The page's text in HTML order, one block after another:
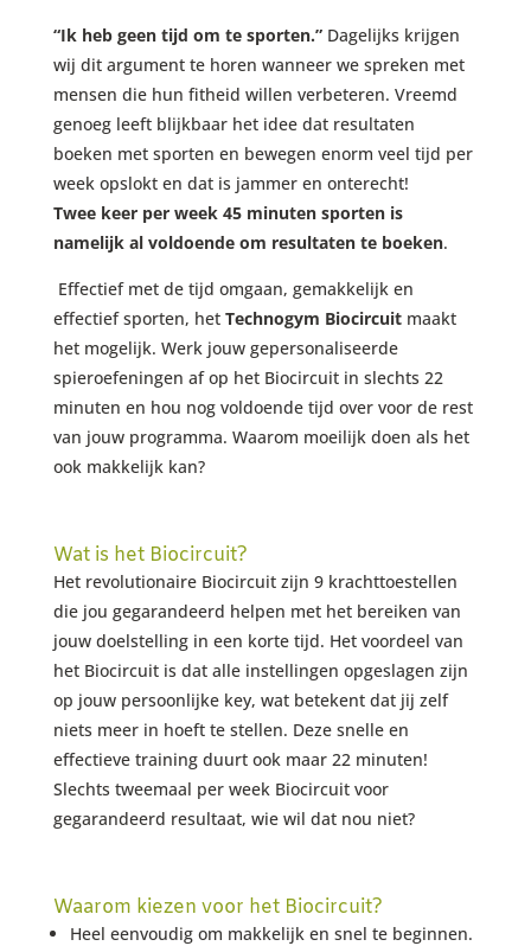
“Ik heb geen tijd om te sporten.” Dagelijks krijgen
wij dit argument te horen wanneer we spreken met
mensen die hun fitheid willen verbeteren. Vreemd
genoeg leeft blijkbaar het idee dat resultaten
boeken met sporten en bewegen enorm veel tijd per
week opslokt en dat is jammer en onterecht!
Twee keer per week 45 minuten sporten is
namelijk al voldoende om resultaten te boeken.
Effectief met de tijd omgaan, gemakkelijk en
effectief sporten, hetTechnogym Biocircuitmaakt
het mogelijk. Werk jouw gepersonaliseerde
spieroefeningen af op het Biocircuit in slechts 22
minuten en hou nog voldoende tijd over voor de rest
van jouw programma. Waarom moeilijk doen als het
ook makkelijk kan?
Wat is het Biocircuit?
Het revolutionaire Biocircuit zijn 9 krachttoestellen
die jou gegarandeerd helpen met het bereiken van
jouw doelstelling in een korte tijd. Het voordeel van
het Biocircuit is dat alle instellingen opgeslagen zijn
op jouw persoonlijke key, wat betekent dat jij zelf
niets meer in hoeft te stellen. Deze snelle en
effectieve training duurt ook maar 22 minuten!
Slechts tweemaal per week Biocircuit voor
gegarandeerd resultaat, wie wil dat nou niet?
Waarom kiezen voor het Biocircuit?
Heel eenvoudig om makkelijk en snel te beginnen.